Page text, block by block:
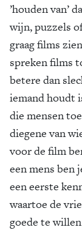
’houden van’
wijn, puzzels
graag films
spreken films
betere dan
iemand houdt
die mensen
diegene van
voor de film
een mens ben
een eerste
waartoe de
goede te